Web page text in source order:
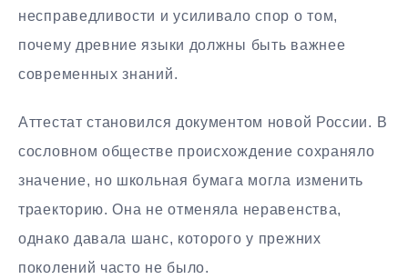
несправедливости и усиливало спор о том,
почему древние языки должны быть важнее
современных знаний.
Аттестат становился документом новой России. В
сословном обществе происхождение сохраняло
значение, но школьная бумага могла изменить
траекторию. Она не отменяла неравенства,
однако давала шанс, которого у прежних
поколений часто не было.